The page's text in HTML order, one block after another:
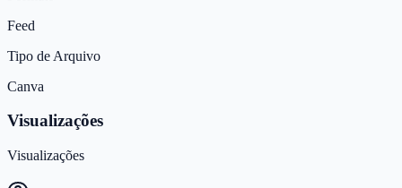
Feed
Tipo de Arquivo
Canva
Visualizações
Visualizações